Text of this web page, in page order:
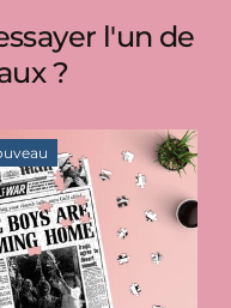
l'un de
?